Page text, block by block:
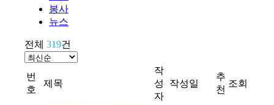
봉사
뉴스
전체 319건
번
호
제목
작
성
자
작성일
추
천
조회